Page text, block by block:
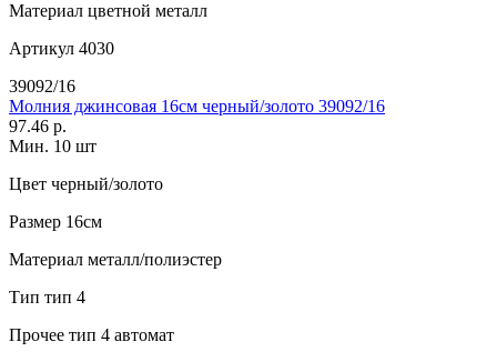
Материал цветной металл
Артикул 4030
39092/16
Молния джинсовая 16см черный/золото 39092/16
97.46 р.
Мин. 10 шт
Цвет черный/золото
Размер 16см
Материал металл/полиэстер
Тип тип 4
Прочее тип 4 автомат